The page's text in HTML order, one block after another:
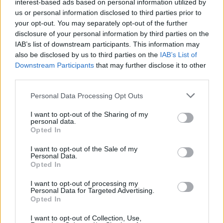
interest-based ads based on personal information utilized by
us or personal information disclosed to third parties prior to
your opt-out. You may separately opt-out of the further
disclosure of your personal information by third parties on the
IAB’s list of downstream participants. This information may
also be disclosed by us to third parties on the IAB’s List of
Downstream Participants that may further disclose it to other
Please note that this website/app uses one or more Google
not limited to your visit or usage behaviour. You may click to
grant or deny consent to Google and its third-party tags to
use your data for below specified purposes in below Google
consent section.
Personal Data Processing Opt Outs
I want to opt-out of the Sharing of my
personal data.
Opted In
I want to opt-out of the Sale of my
Personal Data.
Opted In
I want to opt-out of processing my
Personal Data for Targeted Advertising.
Opted In
I want to opt-out of Collection, Use,
szerepelni (a Puma pedig még egy évig biztosan a
mezszállítójuk lesz), de egy mintegy 100 milliós
nagyságrendű ajánlat esetén más cég is lehet
mezszponzora az Újpestnek.
A költekezést pedig racionálisan tervezik, nem
össze-vissza vásárolnak majd a piacon, hanem
egy megfelelő szakmai koncepció mentén.
Az FTC-ről: "Szeretünk tanulni mások hibáiból"
Újságírói kérdésre válaszolva aztán Ratatics arról is
beszélt, hogyan és mikorra kívánják utolérni az ősi
rivális Ferencvárost akár a pályán, akár
költségvetésben.
Nézze, a Ferencváros kapcsán el kell ismerni,